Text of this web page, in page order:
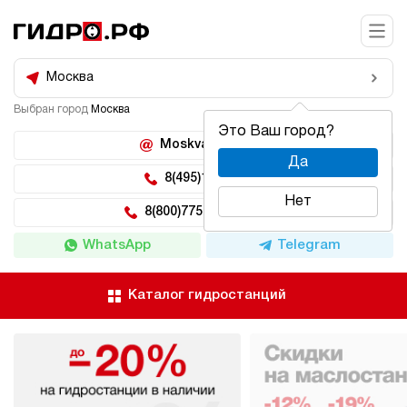
Москва
Это Ваш город?
Да
Нет
Выбран город Москва
Moskva@hidro.ru
8(495)150-04-62
8(800)775-04-62 доб 2
WhatsApp Telegram
Каталог гидростанций